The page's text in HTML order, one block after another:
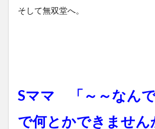
そして無双堂へ。
Sママ 「～～なん
で何とかできません